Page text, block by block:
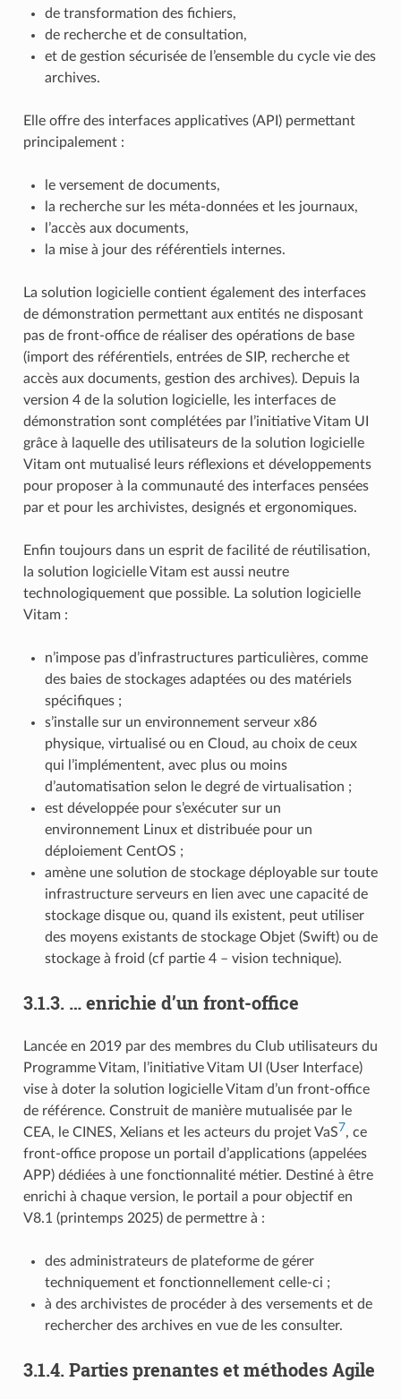
de transformation des fichiers,
de recherche et de consultation,
et de gestion sécurisée de l’ensemble du cycle vie des
archives.
Elle offre des interfaces applicatives (API) permettant
principalement :
le versement de documents,
la recherche sur les méta-données et les journaux,
l’accès aux documents,
la mise à jour des référentiels internes.
La solution logicielle contient également des interfaces
de démonstration permettant aux entités ne disposant
pas de front-office de réaliser des opérations de base
(import des référentiels, entrées de SIP, recherche et
accès aux documents, gestion des archives). Depuis la
version 4 de la solution logicielle, les interfaces de
démonstration sont complétées par l’initiative Vitam UI
grâce à laquelle des utilisateurs de la solution logicielle
Vitam ont mutualisé leurs réflexions et développements
pour proposer à la communauté des interfaces pensées
par et pour les archivistes, designés et ergonomiques.
Enfin toujours dans un esprit de facilité de réutilisation,
la solution logicielle Vitam est aussi neutre
technologiquement que possible. La solution logicielle
Vitam :
n’impose pas d’infrastructures particulières, comme
des baies de stockages adaptées ou des matériels
spécifiques ;
s’installe sur un environnement serveur x86
physique, virtualisé ou en Cloud, au choix de ceux
qui l’implémentent, avec plus ou moins
d’automatisation selon le degré de virtualisation ;
est développée pour s’exécuter sur un
environnement Linux et distribuée pour un
déploiement CentOS ;
amène une solution de stockage déployable sur toute
infrastructure serveurs en lien avec une capacité de
stockage disque ou, quand ils existent, peut utiliser
des moyens existants de stockage Objet (Swift) ou de
stockage à froid (cf partie 4 – vision technique).
3.1.3. … enrichie d’un front-office
Lancée en 2019 par des membres du Club utilisateurs du
Programme Vitam, l’initiative Vitam UI (User Interface)
vise à doter la solution logicielle Vitam d’un front-office
de référence. Construit de manière mutualisée par le
CEA, le CINES, Xelians et les acteurs du projet VaS7, ce
front-office propose un portail d’applications (appelées
APP) dédiées à une fonctionnalité métier. Destiné à être
enrichi à chaque version, le portail a pour objectif en
V8.1 (printemps 2025) de permettre à :
des administrateurs de plateforme de gérer
techniquement et fonctionnellement celle-ci ;
à des archivistes de procéder à des versements et de
rechercher des archives en vue de les consulter.
3.1.4. Parties prenantes et méthodes Agile